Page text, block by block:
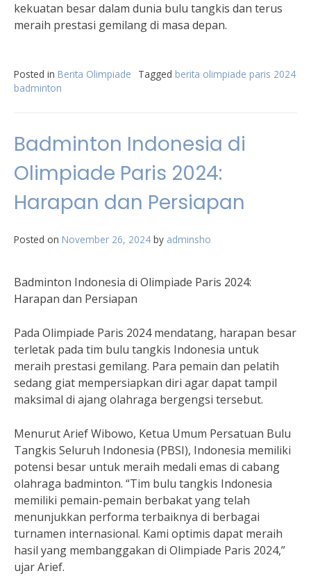
kekuatan besar dalam dunia bulu tangkis dan terus
meraih prestasi gemilang di masa depan.
Posted in Berita Olimpiade Tagged berita olimpiade paris 2024
badminton
Badminton Indonesia di
Olimpiade Paris 2024:
Harapan dan Persiapan
Posted on November 26, 2024 by adminsho
Badminton Indonesia di Olimpiade Paris 2024:
Harapan dan Persiapan
Pada Olimpiade Paris 2024 mendatang, harapan besar
terletak pada tim bulu tangkis Indonesia untuk
meraih prestasi gemilang. Para pemain dan pelatih
sedang giat mempersiapkan diri agar dapat tampil
maksimal di ajang olahraga bergengsi tersebut.
Menurut Arief Wibowo, Ketua Umum Persatuan Bulu
Tangkis Seluruh Indonesia (PBSI), Indonesia memiliki
potensi besar untuk meraih medali emas di cabang
olahraga badminton. “Tim bulu tangkis Indonesia
memiliki pemain-pemain berbakat yang telah
menunjukkan performa terbaiknya di berbagai
turnamen internasional. Kami optimis dapat meraih
hasil yang membanggakan di Olimpiade Paris 2024,”
ujar Arief.